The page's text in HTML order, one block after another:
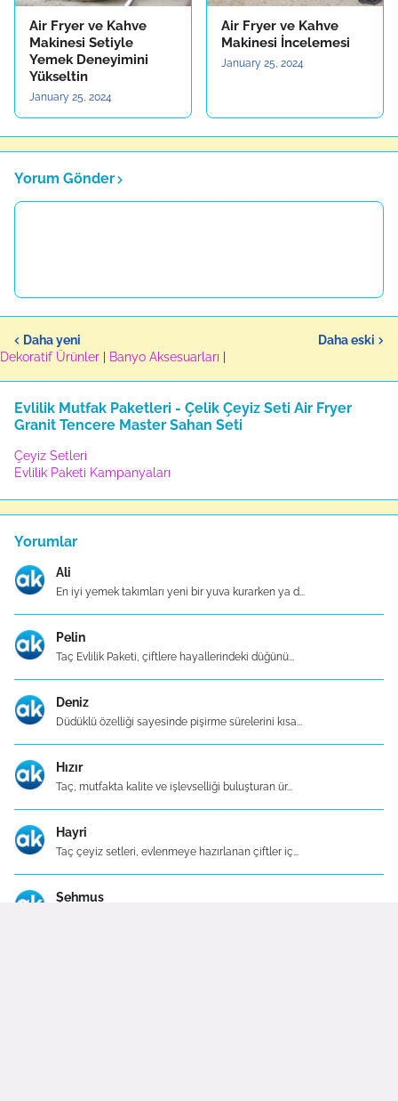
Air Fryer ve Kahve
Makinesi Setiyle
Yemek Deneyimini
Yükseltin
January 25, 2024
Air Fryer ve Kahve
Makinesi İncelemesi
January 25, 2024
Yorum Gönder
Daha yeni
Daha eski
Dekoratif Ürünler
Banyo Aksesuarları
Evlilik Mutfak Paketleri - Çelik Çeyiz Seti Air Fryer
Granit Tencere Master Sahan Seti
Çeyiz Setleri
Evlilik Paketi Kampanyaları
Yorumlar
Ali
En iyi yemek takımları yeni bir yuva kurarken ya d...
Pelin
Taç Evlilik Paketi, çiftlere hayallerindeki düğünü...
Deniz
Düdüklü özelliği sayesinde pişirme sürelerini kısa...
Hızır
Taç, mutfakta kalite ve işlevselliği buluşturan ür...
Hayri
Taç çeyiz setleri, evlenmeye hazırlanan çiftler iç...
Şehmus